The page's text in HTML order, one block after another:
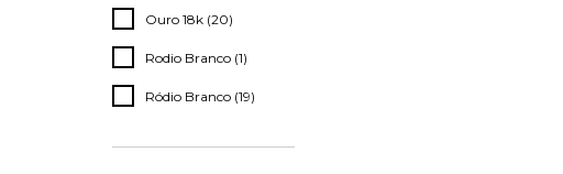
Ouro 18k (20)
Rodio Branco (1)
Ródio Branco (19)